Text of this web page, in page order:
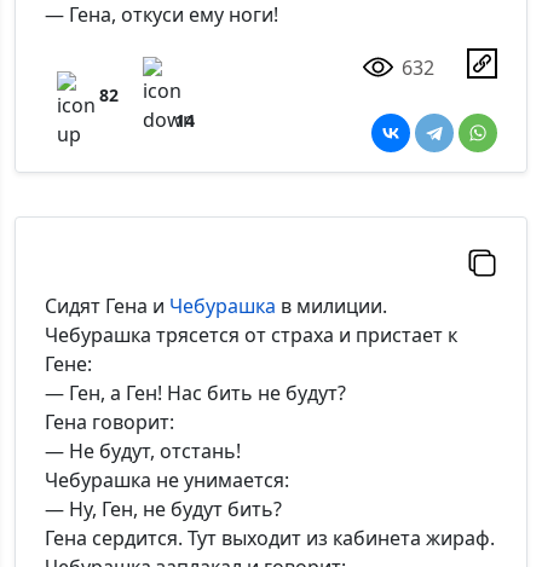
— Гена, откуси ему ноги!
82
14
632
Сидят Гена и Чебурашка в милиции.
Чебурашка трясется от страха и пристает к
Гене:
— Ген, а Ген! Нас бить не будут?
Гена говорит:
— Не будут, отстань!
Чебурашка не унимается:
— Ну, Ген, не будут бить?
Гена сердится. Тут выходит из кабинета жираф.